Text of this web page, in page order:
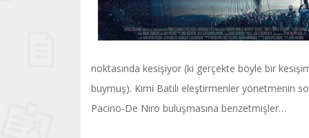
noktasında kesişiyor (ki gerçekte böyle bir
buymuş). Kimi Batılı eleştirmenler yönetmenin
Pacino-De Niro buluşmasına benzetmişler…